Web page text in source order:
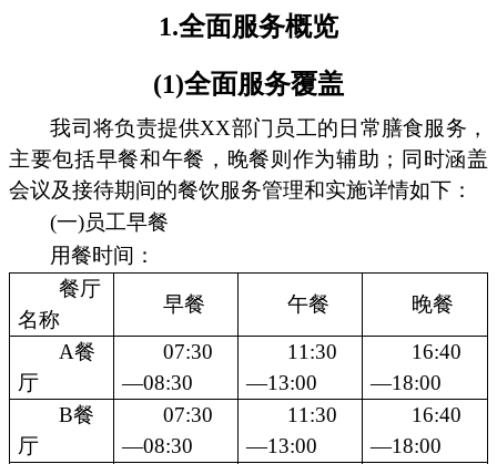
1.全面服务概览
(1)全面服务覆盖
我司将负责提供XX部门员工的日常膳食服务，
主要包括早餐和午餐，晚餐则作为辅助；同时涵盖
会议及接待期间的餐饮服务管理和实施详情如下：
(一)员工早餐
用餐时间：
餐厅
名称
早餐 午餐 晚餐
A餐
厅
07:30
—08:30
11:30
—13:00
16:40
—18:00
B餐
厅
07:30
—08:30
11:30
—13:00
16:40
—18:00